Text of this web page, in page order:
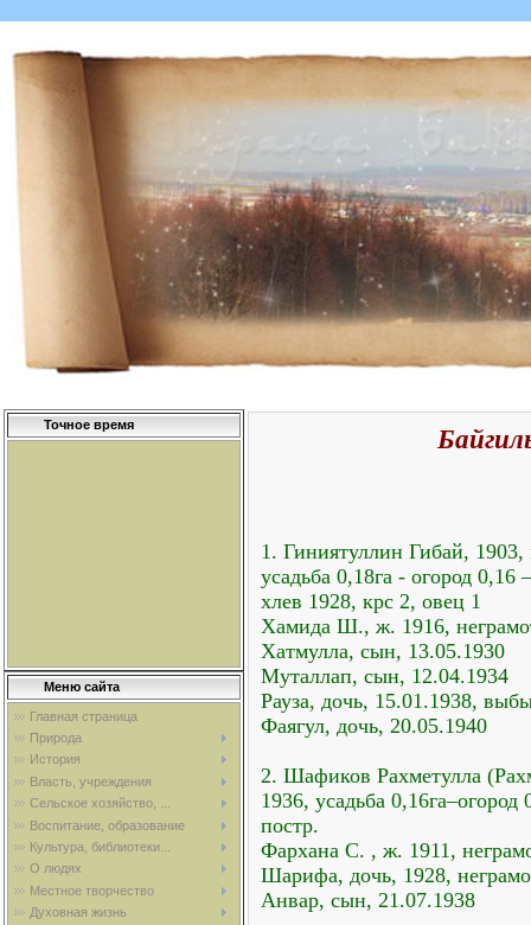
Точное время
Меню сайта
Главная страница
Природа
История
Власть, учреждения
Сельское хозяйство, ...
Воспитание, образование
Культура, библиотеки...
О людях
Местное творчество
Духовная жизнь
1. Гиниятуллин Гибай,
усадьба 0,18га - огород 0,16
хлев 1928, крс 2, овец 1
Хамида Ш., ж. 1916,
Хатмулла, сын, 13.05.1930
Муталлап, сын, 12.04.1934
Рауза, дочь, 15.01.1938,
Фаягул, дочь, 20.05.1940
2. Шафиков Рахметулла
1936, усадьба
постр.
Фархана С. , ж. 1911,
Шарифа, дочь, 1928,
Анвар, сын, 21.07.1938